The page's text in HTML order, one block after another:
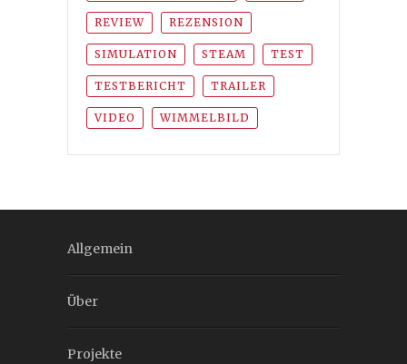
REVIEW REZENSION
SIMULATION STEAM TEST
TESTBERICHT TRAILER
VIDEO WIMMELBILD
Allgemein
Über
Projekte